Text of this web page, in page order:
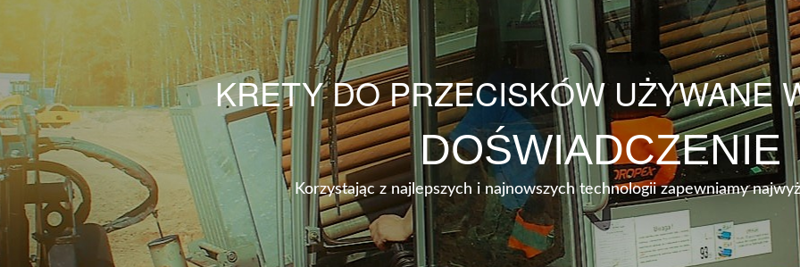
KRETY DO PRZECISKÓW UŻYWANE
DOŚWIADCZENIE
Korzystając z najlepszych i najnowszych technologii zapewniamy